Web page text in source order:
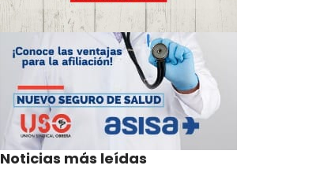
Noticias más leídas